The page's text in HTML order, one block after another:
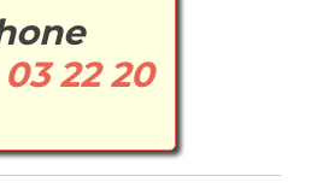
03 22 20